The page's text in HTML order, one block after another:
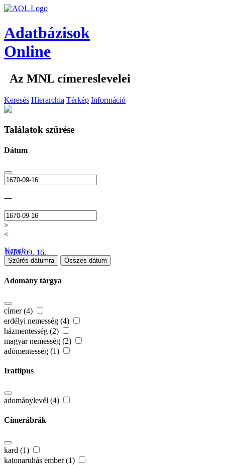
Adatbázisok
Online
Az MNL címereslevelei
Keresés Hierarchia Térkép Információ
Találatok szűrése
Dátum
—
>
<
1670. 09. 16.
Napok
Szűrés dátumra Összes dátum
Adomány tárgya
címer (4)
erdélyi nemesség (4)
házmentesség (2)
magyar nemesség (2)
adómentesség (1)
Irattípus
adománylevél (4)
Címerábrák
kard (1)
katonaruhás ember (1)